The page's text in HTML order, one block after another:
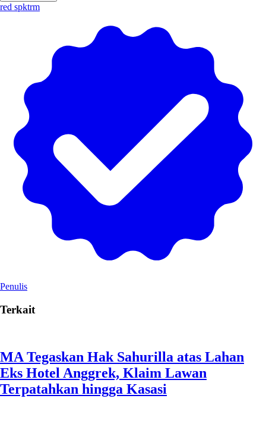
red spktrm
Penulis
Terkait
MA Tegaskan Hak Sahurilla atas Lahan
Eks Hotel Anggrek, Klaim Lawan
Terpatahkan hingga Kasasi